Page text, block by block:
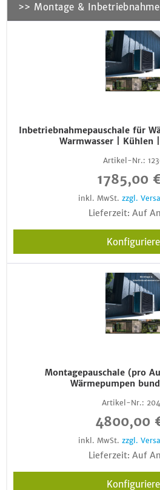
>> Montage & Inbetriebnahme
Inbetriebnahmepauschale für
Warmwasser | Kühlen
Artikel-Nr.:
1785,00
inkl. MwSt. zzgl.
Lieferzeit: Auf
Montagepauschale (pro
Wärmepumpen
Artikel-Nr.:
4800,00
inkl. MwSt. zzgl.
Lieferzeit: Auf